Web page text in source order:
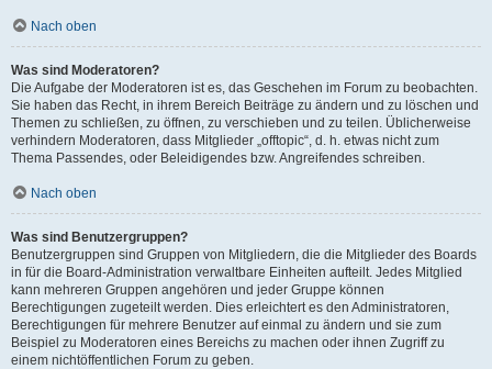
Nach oben
Was sind Moderatoren?
Die Aufgabe der Moderatoren ist es, das Geschehen im Forum zu beobachten.
Sie haben das Recht, in ihrem Bereich Beiträge zu ändern und zu löschen und
Themen zu schließen, zu öffnen, zu verschieben und zu teilen. Üblicherweise
verhindern Moderatoren, dass Mitglieder „offtopic“, d. h. etwas nicht zum
Thema Passendes, oder Beleidigendes bzw. Angreifendes schreiben.
Nach oben
Was sind Benutzergruppen?
Benutzergruppen sind Gruppen von Mitgliedern, die die Mitglieder des Boards
in für die Board-Administration verwaltbare Einheiten aufteilt. Jedes Mitglied
kann mehreren Gruppen angehören und jeder Gruppe können
Berechtigungen zugeteilt werden. Dies erleichtert es den Administratoren,
Berechtigungen für mehrere Benutzer auf einmal zu ändern und sie zum
Beispiel zu Moderatoren eines Bereichs zu machen oder ihnen Zugriff zu
einem nichtöffentlichen Forum zu geben.